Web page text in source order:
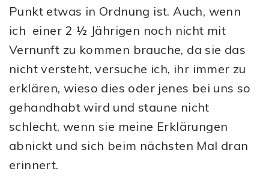
Punkt etwas in Ordnung ist. Auch, wenn
ich einer 2 ½ Jährigen noch nicht mit
Vernunft zu kommen brauche, da sie das
nicht versteht, versuche ich, ihr immer zu
erklären, wieso dies oder jenes bei uns so
gehandhabt wird und staune nicht
schlecht, wenn sie meine Erklärungen
abnickt und sich beim nächsten Mal dran
erinnert.